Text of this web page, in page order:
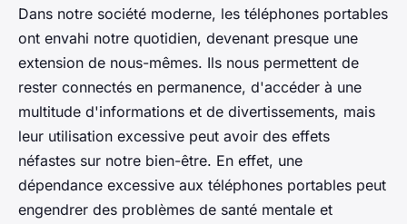
Titre pour l'article connexe :
"Les effets néfastes d'une
dépendance excessive aux
téléphones portables :
comment reprendre le
contrôle de sa vie ?
fernand•18 août 2023•3 min de lecture
Dans notre société moderne, les téléphones portables
ont envahi notre quotidien, devenant presque une
extension de nous-mêmes. Ils nous permettent de
rester connectés en permanence, d'accéder à une
multitude d'informations et de divertissements, mais
leur utilisation excessive peut avoir des effets
néfastes sur notre bien-être. En effet, une
dépendance excessive aux téléphones portables peut
engendrer des problèmes de santé mentale et